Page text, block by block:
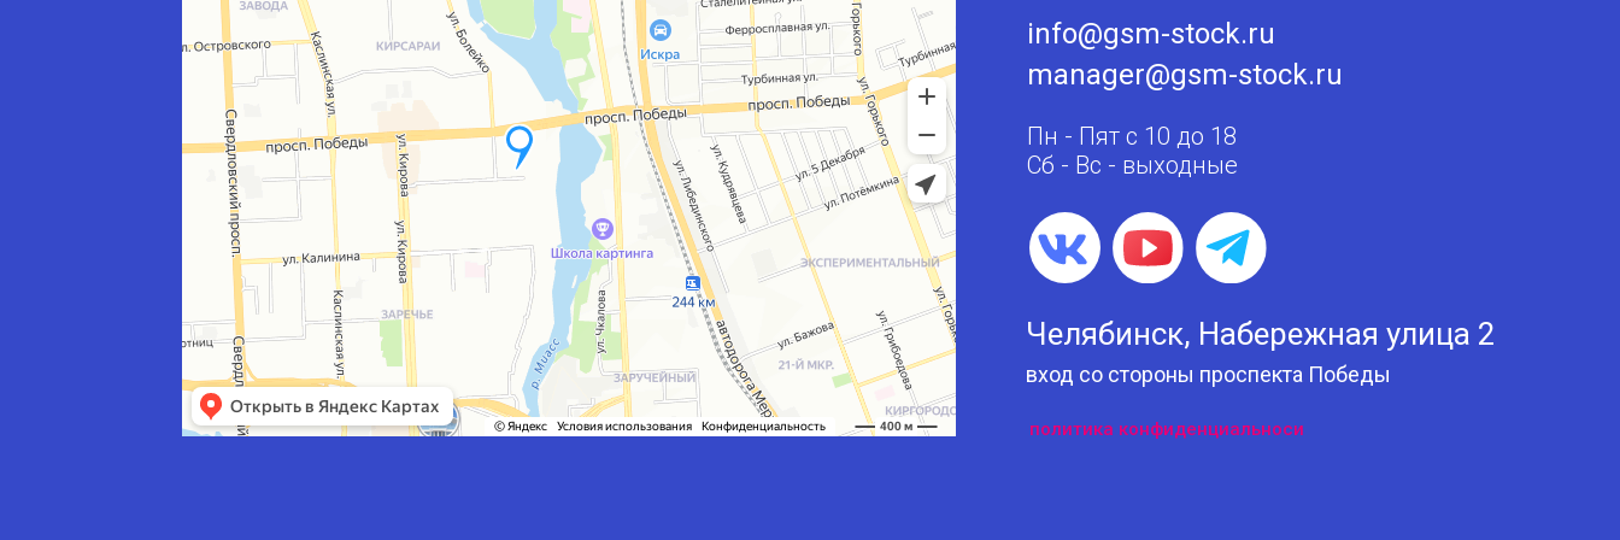
Пн - Пят с 10 до 18
Сб - Вс - выходные
политика конфиденциальноси
info@gsm-stock.ru
manager@gsm-stock.ru
Челябинск, Набережная улица 2
вход со стороны проспекта Победы